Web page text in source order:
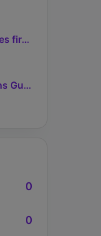
Uniswap launches first Robinhood Chain launchpad
Fableborne opens Guild signups for Season 5 as Guilds 2.0 lifts the prize pool to 95%
0
0